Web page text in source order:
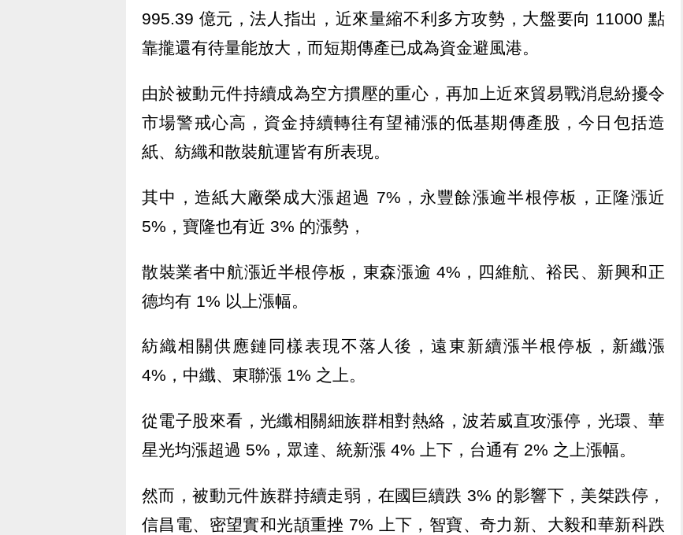
995.39 億元，法人指出，近來量縮不利多方攻勢，大盤要向 11000 點
靠攏還有待量能放大，而短期傳產已成為資金避風港。
由於被動元件持續成為空方摜壓的重心，再加上近來貿易戰消息紛擾令
市場警戒心高，資金持續轉往有望補漲的低基期傳產股，今日包括造
紙、紡織和散裝航運皆有所表現。
其中，造紙大廠榮成大漲超過 7%，永豐餘漲逾半根停板，正隆漲近
5%，寶隆也有近 3% 的漲勢，
散裝業者中航漲近半根停板，東森漲逾 4%，四維航、裕民、新興和正
德均有 1% 以上漲幅。
紡織相關供應鏈同樣表現不落人後，遠東新續漲半根停板，新纖漲
4%，中纖、東聯漲 1% 之上。
從電子股來看，光纖相關細族群相對熱絡，波若威直攻漲停，光環、華
星光均漲超過 5%，眾達、統新漲 4% 上下，台通有 2% 之上漲幅。
然而，被動元件族群持續走弱，在國巨續跌 3% 的影響下，美桀跌停，
信昌電、密望實和光頡重挫 7% 上下，智寶、奇力新、大毅和華新科跌